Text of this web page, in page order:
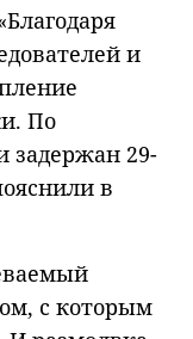
и
По
задержан 29-
в
с которым